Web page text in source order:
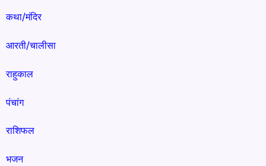
कथा/मंदिर
आरती/चालीसा
राहुकाल
पंचांग
राशिफल
भजन